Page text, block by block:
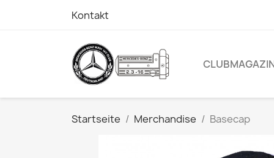
Kontakt
Startseite Merchandise Basecap